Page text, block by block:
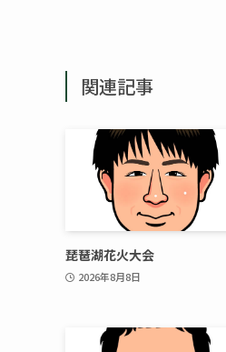
関連記事
琵琶湖花火大会
2026年8月8日